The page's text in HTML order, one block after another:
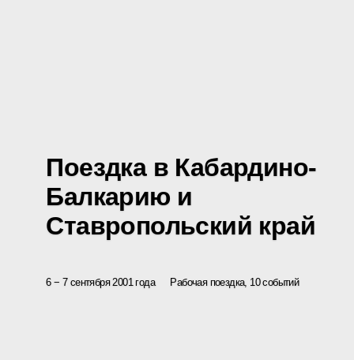
Поездка в Кабардино-
Балкарию и
Ставропольский край
6 − 7 сентября 2001 года Рабочая поездка, 10 событий